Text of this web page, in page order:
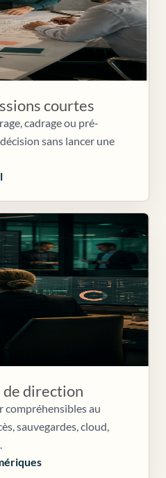
courtes
cadrage ou pré-
sans lancer une
direction
compréhensibles au
sauvegardes, cloud,